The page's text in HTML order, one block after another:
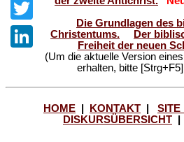
Facebook
Twitter
LinkedIn
Die Grundlagen des
Christentums.
Der
Freiheit der neuen
(Um die aktuelle Version
erhalten, bitte
HOME KONTAKT SITE
DISKURSÜBERSICHT